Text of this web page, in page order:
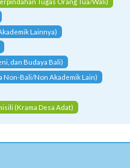
Lainnya)
dan Budaya Bali)
Non-Bali/Non Akademik Lain)
(Krama Desa Adat)